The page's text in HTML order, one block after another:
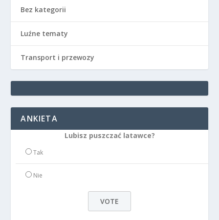
Bez kategorii
Luźne tematy
Transport i przewozy
ANKIETA
Lubisz puszczać latawce?
Tak
Nie